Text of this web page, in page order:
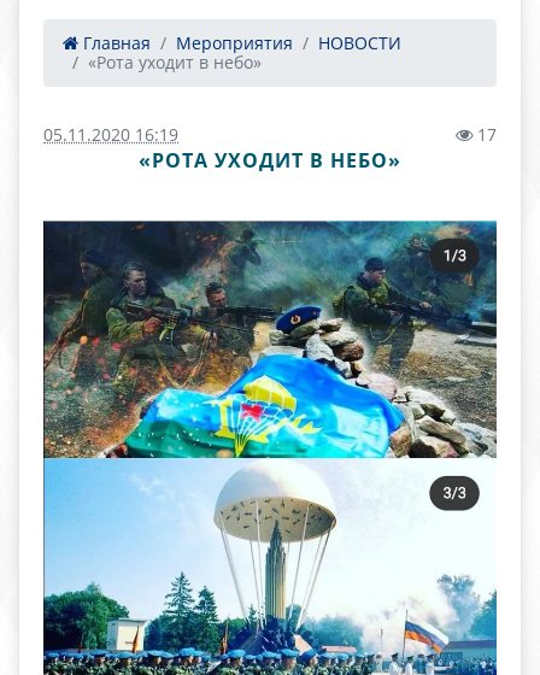
Главная Мероприятия
НОВОСТИ
«Рота уходит в небо»
05.11.2020 16:19 17
«РОТА УХОДИТ В НЕБО»